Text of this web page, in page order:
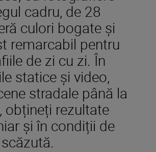
cadru, de 28
culori bogate și
remarcabil pentru
de zi cu zi. În
statice și video,
stradale până la
obțineți rezultate
și în condiții de